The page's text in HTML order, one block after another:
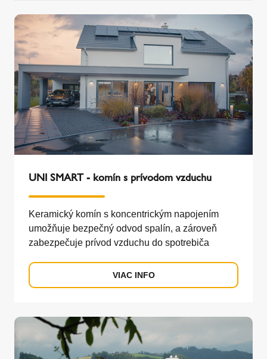
UNI SMART - komín s prívodom vzduchu
Keramický komín s koncentrickým napojením
umožňuje bezpečný odvod spalín, a zároveň
zabezpečuje prívod vzduchu do spotrebiča
VIAC INFO